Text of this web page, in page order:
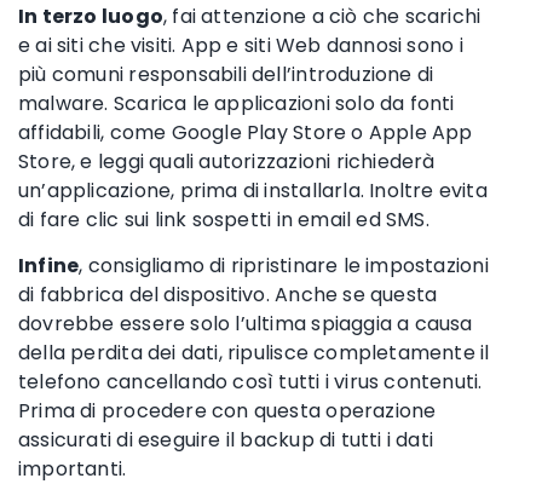
In terzo luogo, fai attenzione a ciò che scarichi
e ai siti che visiti. App e siti Web dannosi sono i
più comuni responsabili dell’introduzione di
malware. Scarica le applicazioni solo da fonti
affidabili, come Google Play Store o Apple App
Store, e leggi quali autorizzazioni richiederà
un’applicazione, prima di installarla. Inoltre evita
di fare clic sui link sospetti in email ed SMS.
Infine, consigliamo di ripristinare le impostazioni
di fabbrica del dispositivo. Anche se questa
dovrebbe essere solo l’ultima spiaggia a causa
della perdita dei dati, ripulisce completamente il
telefono cancellando così tutti i virus contenuti.
Prima di procedere con questa operazione
assicurati di eseguire il backup di tutti i dati
importanti.